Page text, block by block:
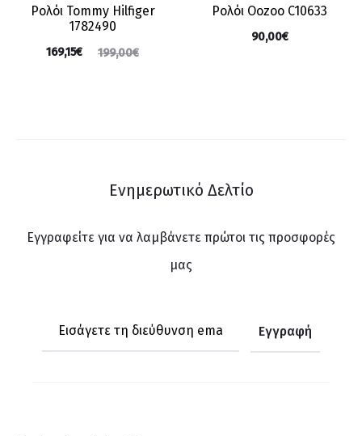
Ρολόι Tommy Hilfiger
1782490
199,00€
169,15€
Ρολόι Oozoo C10633
90,00€
Ενημερωτικό Δελτίο
Εγγραφείτε για να λαμβάνετε πρώτοι τις προσφορές
μας